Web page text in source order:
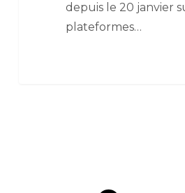
depuis le 20 janvier
plateformes…